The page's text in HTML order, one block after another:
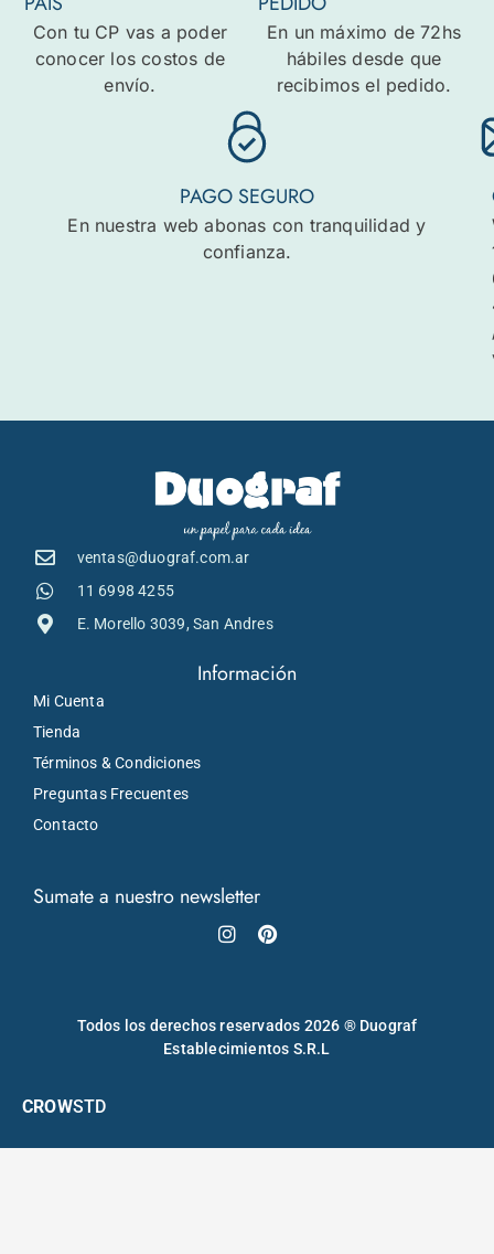
Con tu CP vas a poder
conocer los costos de
envío.
En un máximo de 72hs
hábiles desde que
recibimos el pedido.
PAGO SEGURO
En nuestra web abonas con tranquilidad y
confianza.
ventas@duograf.com.ar
11 6998 4255
E. Morello 3039, San Andres
Información
Mi Cuenta
Tienda
Términos & Condiciones
Preguntas Frecuentes
Contacto
Sumate a nuestro newsletter
Instagram
Pinterest
Todos los derechos reservados 2026 ® Duograf
Establecimientos S.R.L
CROWSTD